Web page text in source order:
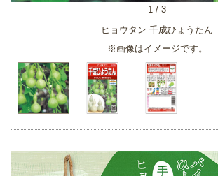
ヒョウタン 千成ひょうたん
※画像はイメージです。
1 / 3